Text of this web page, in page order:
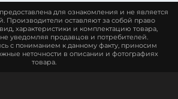
для ознакомления и не является
Производители оставляют за собой право
характеристики и комплектацию товара,
уведомляя продавцов и потребителей.
с пониманием к данному факту, приносим
неточности в описании и фотографиях
товара.